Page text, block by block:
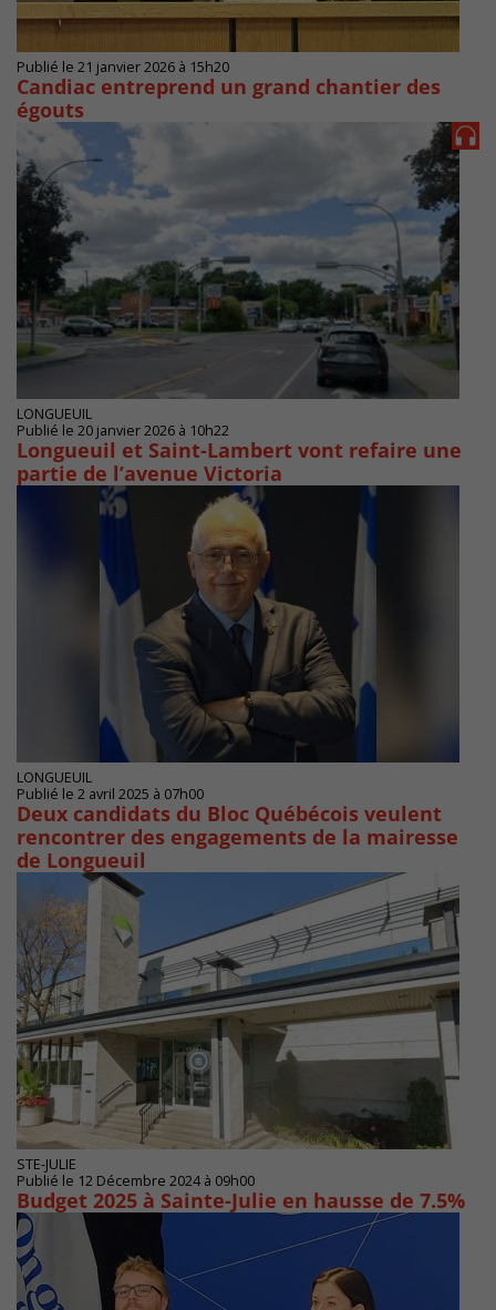
Publié le 21 janvier 2026 à 15h20
Candiac entreprend un grand chantier des
égouts
LONGUEUIL
Publié le 20 janvier 2026 à 10h22
Longueuil et Saint-Lambert vont refaire une
partie de l’avenue Victoria
LONGUEUIL
Publié le 2 avril 2025 à 07h00
Deux candidats du Bloc Québécois veulent
rencontrer des engagements de la mairesse
de Longueuil
STE-JULIE
Publié le 12 Décembre 2024 à 09h00
Budget 2025 à Sainte-Julie en hausse de 7.5%